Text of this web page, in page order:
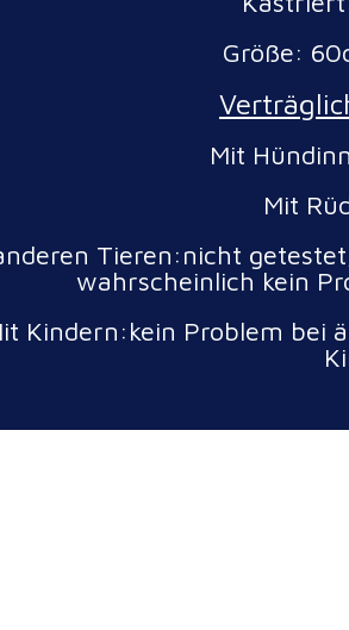
Größe:
Mit
Mit
Tieren:nicht
wahrscheinlich kein
Kindern:kein Problem bei